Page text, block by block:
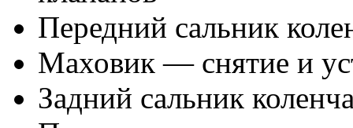
Передний сальник
Маховик — снятие и
Задний сальник